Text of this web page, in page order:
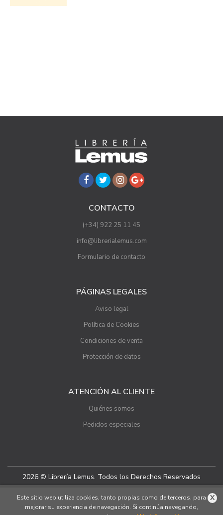
CONTACTO
(+34) 922 25 11 45
info@librerialemus.com
Formulario de contacto
PÁGINAS LEGALES
Aviso legal
Política de Cookies
Condiciones de venta
Protección de datos
ATENCIÓN AL CLIENTE
Quiénes somos
Pedidos especiales
2026 © Librería Lemus. Todos los Derechos Reservados
X
Este sitio web utiliza cookies, tanto propias como de terceros, para
mejorar su experiencia de navegación. Si continúa navegando,